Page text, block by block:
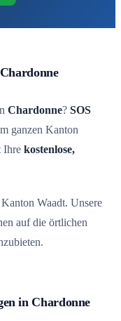
Chardonne? SOS
ganzen Kanton
Ihre kostenlose,
Waadt. Unsere
auf die örtlichen
in Chardonne